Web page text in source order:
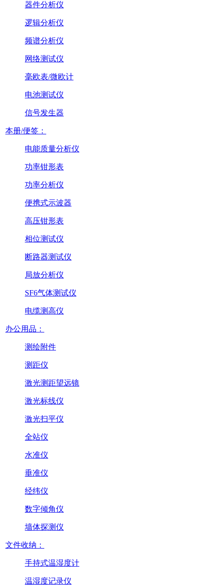
器件分析仪
逻辑分析仪
频谱分析仪
网络测试仪
毫欧表/微欧计
电池测试仪
信号发生器
本册/便签：
电能质量分析仪
功率钳形表
功率分析仪
便携式示波器
高压钳形表
相位测试仪
断路器测试仪
局放分析仪
SF6气体测试仪
电缆测高仪
办公用品：
测绘附件
测距仪
激光测距望远镜
激光标线仪
激光扫平仪
全站仪
水准仪
垂准仪
经纬仪
数字倾角仪
墙体探测仪
文件收纳：
手持式温湿度计
温湿度记录仪